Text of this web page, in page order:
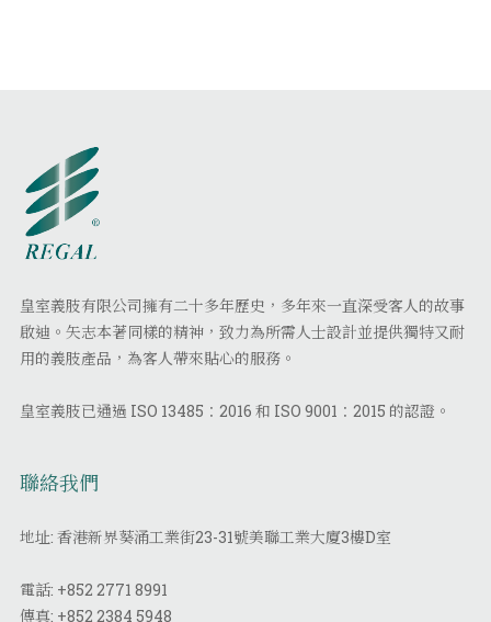
皇室義肢有限公司擁有二十多年歷史，多年來一直深受客人的故事
啟迪。矢志本著同樣的精神，致力為所需人士設計並提供獨特又耐
用的義肢產品，為客人帶來貼心的服務。
皇室義肢已通過 ISO 13485：2016 和 ISO 9001：2015 的認證。
聯絡我們
地址: 香港新界葵涌工業街23-31號美聯工業大廈3樓D室
電話: +852 2771 8991
傳真: +852 2384 5948